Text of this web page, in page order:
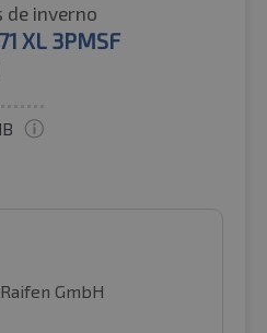
de inverno
XL 3PMSF
GmbH